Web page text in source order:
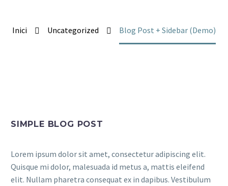
Inici Uncategorized Blog Post + Sidebar (Demo)
SIMPLE BLOG POST
Lorem ipsum dolor sit amet, consectetur adipiscing elit.
Quisque mi dolor, malesuada id metus a, mattis eleifend
elit. Nullam pharetra consequat ex in dapibus. Vestibulum